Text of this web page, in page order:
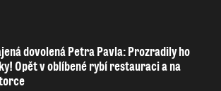
dovolená Petra Pavla: Prozradily ho
Opět v oblíbené rybí restauraci a na